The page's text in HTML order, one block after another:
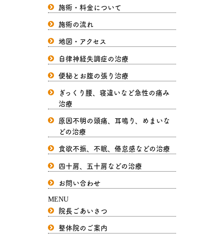
施術・料金について
施術の流れ
地図・アクセス
自律神経失調症の治療
便秘とお腹の張り治療
ぎっくり腰、寝違いなど急性の痛み
治療
原因不明の頭痛、耳鳴り、めまいな
どの治療
食欲不振、不眠、倦怠感などの治療
四十肩、五十肩などの治療
お問い合わせ
MENU
院長ごあいさつ
整体院のご案内